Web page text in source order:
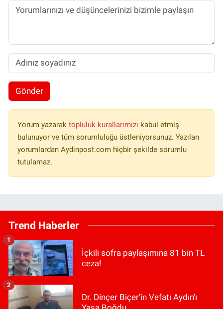
Gönder
Yorum yazarak topluluk kurallarımızı kabul etmiş
bulunuyor ve tüm sorumluluğu üstleniyorsunuz. Yazılan
yorumlardan Aydinpost.com hiçbir şekilde sorumlu
tutulamaz.
Trend Haberler
İçkili sofra paylaşımına 81 bin TL
ceza!
1
Dr. Dinçer Biçer’in Vefatı Aydın’ı
2